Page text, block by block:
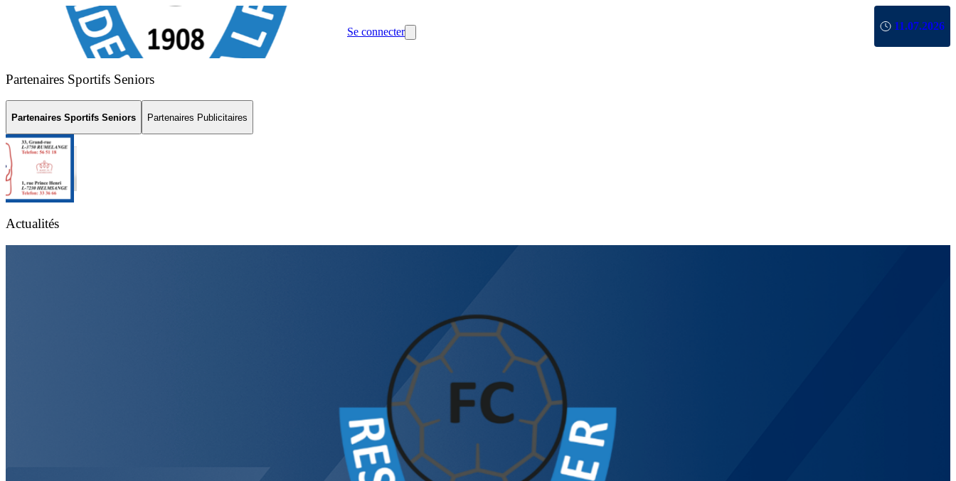
FC Résidence Walferdange 1908
Se connecter
Partenaires Sportifs Seniors
Partenaires Sportifs Seniors Partenaires Publicitaires
Actualités
11.07.2026